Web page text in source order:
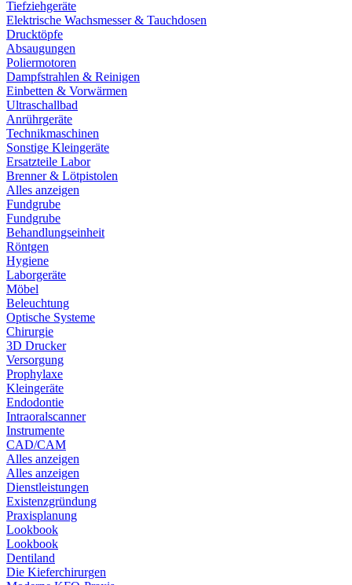
Tiefziehgeräte
Elektrische Wachsmesser & Tauchdosen
Drucktöpfe
Absaugungen
Poliermotoren
Dampfstrahlen & Reinigen
Einbetten & Vorwärmen
Ultraschallbad
Anrührgeräte
Technikmaschinen
Sonstige Kleingeräte
Ersatzteile Labor
Brenner & Lötpistolen
Alles anzeigen
Fundgrube
Fundgrube
Behandlungseinheit
Röntgen
Hygiene
Laborgeräte
Möbel
Beleuchtung
Optische Systeme
Chirurgie
3D Drucker
Versorgung
Prophylaxe
Kleingeräte
Endodontie
Intraoralscanner
Instrumente
CAD/CAM
Alles anzeigen
Alles anzeigen
Dienstleistungen
Existenzgründung
Praxisplanung
Lookbook
Lookbook
Dentiland
Die Kieferchirurgen